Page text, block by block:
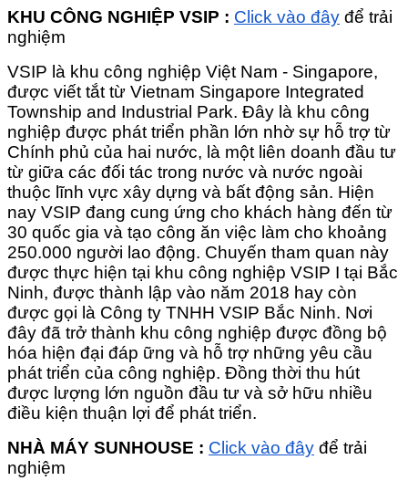
KHU CÔNG NGHIỆP VSIP : Click vào đây để trải
nghiệm
VSIP là khu công nghiệp Việt Nam - Singapore,
được viết tắt từ Vietnam Singapore Integrated
Township and Industrial Park. Đây là khu công
nghiệp được phát triển phần lớn nhờ sự hỗ trợ từ
Chính phủ của hai nước, là một liên doanh đầu tư
từ giữa các đối tác trong nước và nước ngoài
thuộc lĩnh vực xây dựng và bất động sản. Hiện
nay VSIP đang cung ứng cho khách hàng đến từ
30 quốc gia và tạo công ăn việc làm cho khoảng
250.000 người lao động. Chuyến tham quan này
được thực hiện tại khu công nghiệp VSIP I tại Bắc
Ninh, được thành lập vào năm 2018 hay còn
được gọi là Công ty TNHH VSIP Bắc Ninh. Nơi
đây đã trở thành khu công nghiệp được đồng bộ
hóa hiện đại đáp ững và hỗ trợ những yêu cầu
phát triển của công nghiệp. Đồng thời thu hút
được lượng lớn nguồn đầu tư và sở hữu nhiều
điều kiện thuận lợi để phát triển.
NHÀ MÁY SUNHOUSE : Click vào đây để trải
nghiệm